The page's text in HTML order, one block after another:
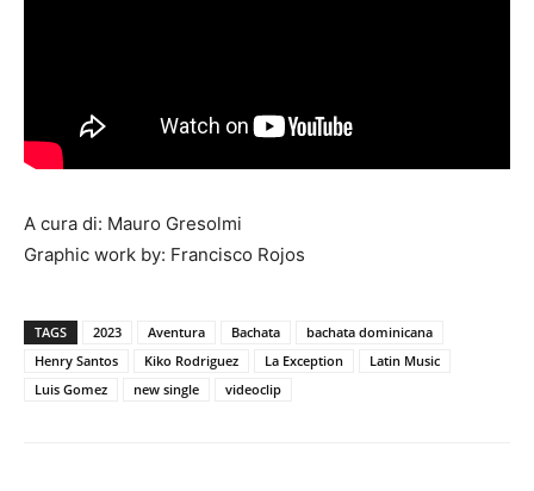
A cura di: Mauro Gresolmi
Graphic work by: Francisco Rojos
TAGS 2023 Aventura Bachata
bachata dominicana
Henry Santos
Kiko Rodriguez La Exception
Latin Music
Luis Gomez
new single videoclip